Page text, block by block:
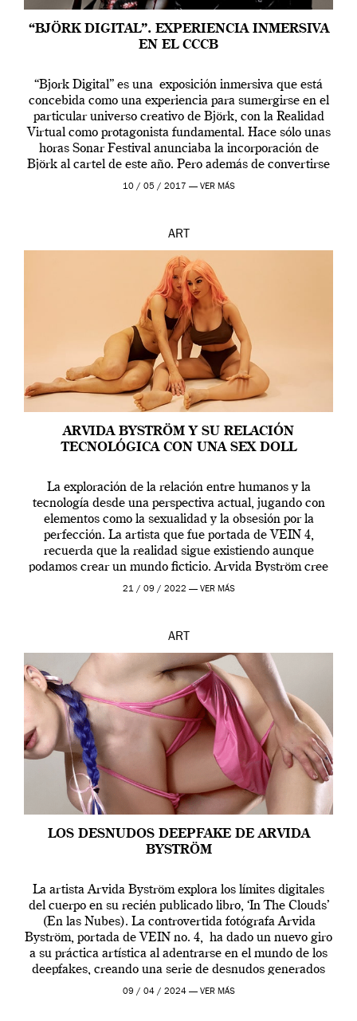
“BJÖRK DIGITAL”. EXPERIENCIA INMERSIVA
EN EL CCCB
“Bjork Digital” es una exposición inmersiva que está
concebida como una experiencia para sumergirse en el
particular universo creativo de Björk, con la Realidad
Virtual como protagonista fundamental. Hace sólo unas
horas Sonar Festival anunciaba la incorporación de
Björk al cartel de este año. Pero además de convertirse
en una de las actuaciones más relevantes […]
10 / 05 / 2017 — VER MÁS
ART
ARVIDA BYSTRÖM Y SU RELACIÓN
TECNOLÓGICA CON UNA SEX DOLL
La exploración de la relación entre humanos y la
tecnología desde una perspectiva actual, jugando con
elementos como la sexualidad y la obsesión por la
perfección. La artista que fue portada de VEIN 4,
recuerda que la realidad sigue existiendo aunque
podamos crear un mundo ficticio. Arvida Byström cree
que los humanos tienen un complejo […]
21 / 09 / 2022 — VER MÁS
ART
LOS DESNUDOS DEEPFAKE DE ARVIDA
BYSTRÖM
La artista Arvida Byström explora los límites digitales
del cuerpo en su recién publicado libro, ‘In The Clouds’
(En las Nubes). La controvertida fotógrafa Arvida
Byström, portada de VEIN no. 4, ha dado un nuevo giro
a su práctica artística al adentrarse en el mundo de los
deepfakes, creando una serie de desnudos generados
por […]
09 / 04 / 2024 — VER MÁS